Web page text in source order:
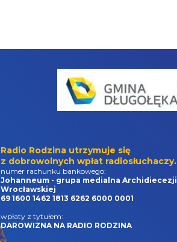
Radio Rodzina utrzymuje się
z dobrowolnych wpłat radiosłuchaczy.
numer rachunku bankowego:
Johanneum - grupa medialna Archidiecezji
Wrocławskiej
69 1600 1462 1813 6262 6000 0001
wpłaty z tytułem:
DAROWIZNA NA RADIO RODZINA